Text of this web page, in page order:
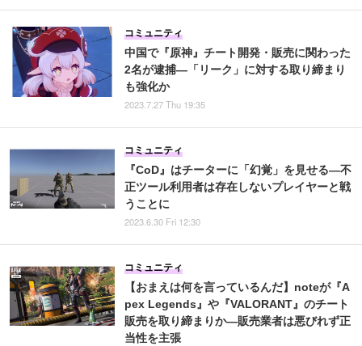
中国で『原神』チート開発・販売に関わった
2名が逮捕―「リーク」に対する取り締まり
も強化か
コミュニティ
2023.7.27 Thu 19:35
『CoD』はチーターに「幻覚」を見せる―不
正ツール利用者は存在しないプレイヤーと戦
うことに
コミュニティ
2023.6.30 Fri 12:30
【おまえは何を言っているんだ】noteが『A
pex Legends』や『VALORANT』のチート
販売を取り締まりか―販売業者は悪びれず正
当性を主張
コミュニティ